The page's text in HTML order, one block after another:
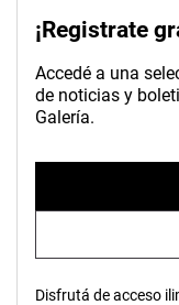
¡Registrate
Accedé a una
de noticias y
Galería.
Disfrutá de acceso